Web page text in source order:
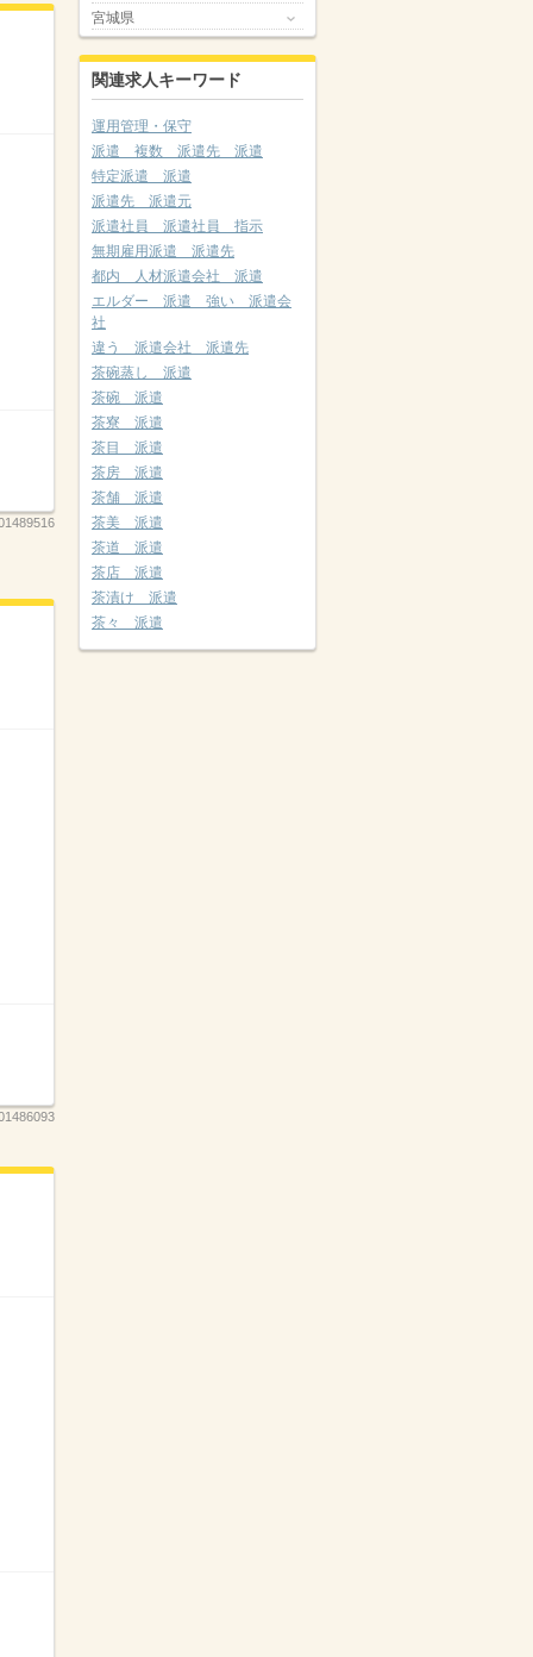
宮城県
関連求人キーワード
運用管理・保守
派遣 複数 派遣先 派遣
特定派遣 派遣
派遣先 派遣元
派遣社員 派遣社員 指示
無期雇用派遣 派遣先
都内 人材派遣会社 派遣
エルダー 派遣 強い 派遣会
社
違う 派遣会社 派遣先
茶碗蒸し 派遣
茶碗 派遣
茶寮 派遣
茶目 派遣
茶房 派遣
茶舗 派遣
茶美 派遣
茶道 派遣
茶店 派遣
茶漬け 派遣
茶々 派遣